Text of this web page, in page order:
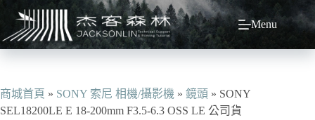
主
容
Menu
商城首頁 » SONY 索尼 相機/攝影機 » 鏡頭 » SONY
SEL18200LE E 18-200mm F3.5-6.3 OSS LE 公司貨